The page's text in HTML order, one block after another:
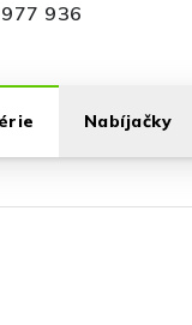
936
Nabíjačky